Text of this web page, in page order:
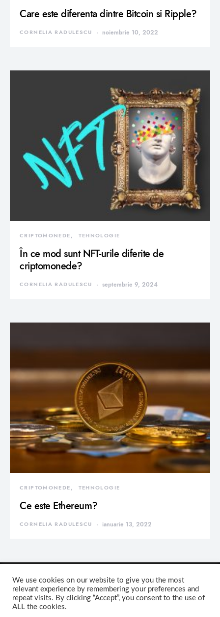
Care este diferenta dintre Bitcoin si Ripple?
CORNELIA RADULESCU noiembrie 10, 2022
CRIPTOMONEDE TEHNOLOGIE
În ce mod sunt NFT-urile diferite de
criptomonede?
CORNELIA RADULESCU septembrie 9, 2024
CRIPTOMONEDE TEHNOLOGIE
Ce este Ethereum?
CORNELIA RADULESCU ianuarie 13, 2022
DEVORATOR MONDEN
We use cookies on our website to give you the most
relevant experience by remembering your preferences and
repeat visits. By clicking “Accept”, you consent to the use of
ALL the cookies.